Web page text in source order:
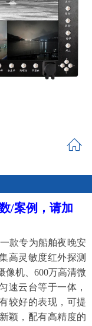
/案例，请加
一款专为船舶夜晚安
高灵敏度红外探测
像机
600万高清微
速云台等于一体，
较好的表现，可提
颖 ， 配有高精度的